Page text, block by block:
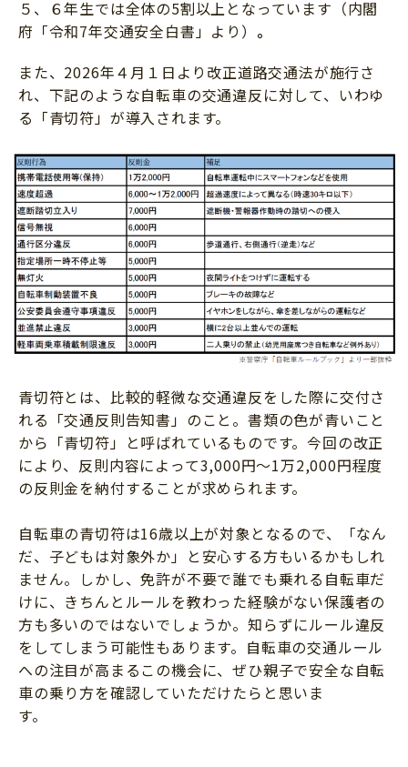
５、６年生では全体の5割以上となっています（内閣
府「令和7年交通安全白書」より） 。
また、2026年４月１日より改正道路交通法が施行さ
れ、下記のような自転車の交通違反に対して、いわゆ
る「青切符」が導入されます。
青切符とは、比較的軽微な交通違反をした際に交付さ
れる「交通反則告知書」のこと。書類の色が青いこと
から「青切符」と呼ばれているものです。今回の改正
により、反則内容によって3,000円～1万2,000円程度
の反則金を納付することが求められます。
自転車の青切符は16歳以上が対象となるので、「なん
だ、子どもは対象外か」と安心する方もいるかもしれ
ません。しかし、免許が不要で誰でも乗れる自転車だ
けに、きちんとルールを教わった経験がない保護者の
方も多いのではないでしょうか。知らずにルール違反
をしてしまう可能性もあります。自転車の交通ルール
への注目が高まるこの機会に、ぜひ親子で安全な自転
車の乗り方を確認していただけたらと思いま
す。